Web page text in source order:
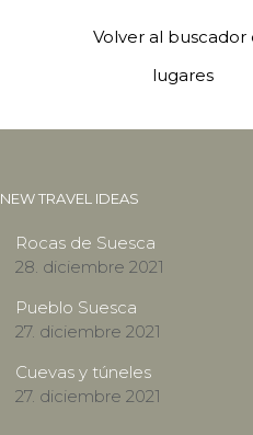
Volver al buscador
lugares
NEW TRAVEL IDEAS
Rocas de Suesca
28. diciembre 2021
Pueblo Suesca
27. diciembre 2021
Cuevas y túneles
27. diciembre 2021